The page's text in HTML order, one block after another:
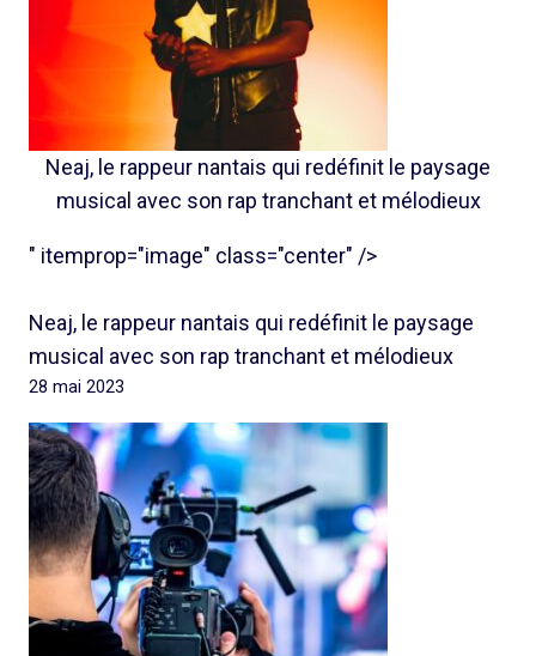
Neaj, le rappeur nantais qui redéfinit le paysage
musical avec son rap tranchant et mélodieux
" itemprop="image" class="center" />
Neaj, le rappeur nantais qui redéfinit le paysage
musical avec son rap tranchant et mélodieux
28 mai 2023